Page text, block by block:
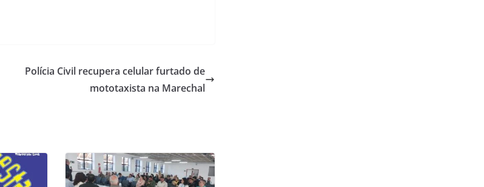
Polícia Civil recupera celular furtado de
mototaxista na Marechal